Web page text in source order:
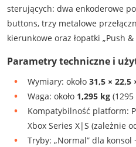
sterujących: dwa enkoderowe
buttons, trzy metalowe
kierunkowe oraz łopatki „Push &
Parametry techniczne i
Wymiary: około 31,5 × 22,5
Waga: około 1,295 kg(1295
Kompatybilność platform:
Xbox Series X|S (zależnie
Tryby: „Normal” dla konsol